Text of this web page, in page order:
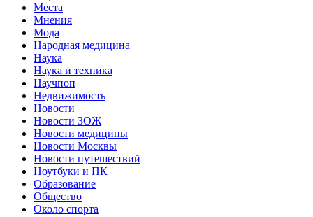
Места
Мнения
Мода
Народная медицина
Наука
Наука и техника
Научпоп
Недвижимость
Новости
Новости ЗОЖ
Новости медицины
Новости Москвы
Новости путешествий
Ноутбуки и ПК
Образование
Общество
Около спорта